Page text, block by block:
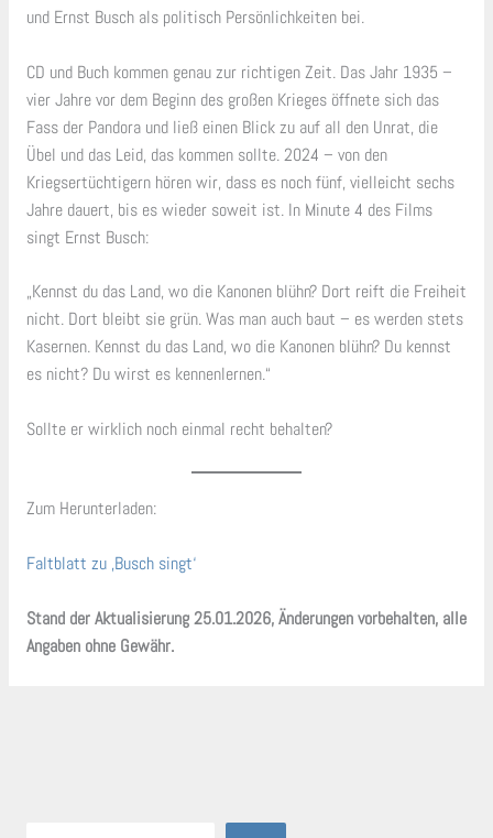
und Ernst Busch als politisch Persönlichkeiten bei.
CD und Buch kommen genau zur richtigen Zeit. Das Jahr 1935 –
vier Jahre vor dem Beginn des großen Krieges öffnete sich das
Fass der Pandora und ließ einen Blick zu auf all den Unrat, die
Übel und das Leid, das kommen sollte. 2024 – von den
Kriegsertüchtigern hören wir, dass es noch fünf, vielleicht sechs
Jahre dauert, bis es wieder soweit ist. In Minute 4 des Films
singt Ernst Busch:
„Kennst du das Land, wo die Kanonen blühn? Dort reift die Freiheit
nicht. Dort bleibt sie grün. Was man auch baut – es werden stets
Kasernen. Kennst du das Land, wo die Kanonen blühn? Du kennst
es nicht? Du wirst es kennenlernen.“
Sollte er wirklich noch einmal recht behalten?
Zum Herunterladen:
Faltblatt zu ‚Busch singt‘
Stand der Aktualisierung 25.01.2026, Änderungen vorbehalten, alle
Angaben ohne Gewähr.